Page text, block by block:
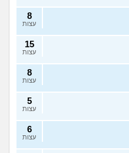
8
עצות
15
עצות
8
עצות
5
עצות
6
עצות